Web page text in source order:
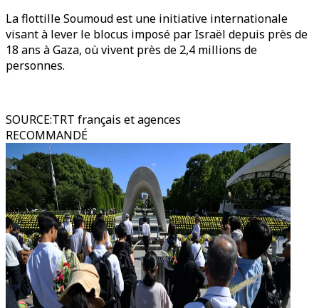
La flottille Soumoud est une initiative internationale
visant à lever le blocus imposé par Israël depuis près de
18 ans à Gaza, où vivent près de 2,4 millions de
personnes.
SOURCE:TRT français et agences
RECOMMANDÉ